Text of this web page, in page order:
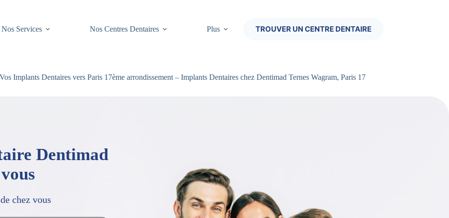
Nos Services Nos Centres Dentaires Plus TROUVER UN CENTRE DENTAIRE
Implants Dentaires vers Paris 17ème arrondissement – Implants Dentaires chez Dentimad Ternes Wagram, Paris 17
Dentimad
chez vous